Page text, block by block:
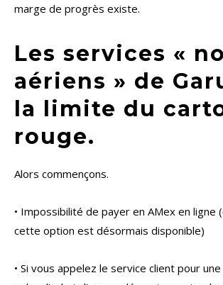
marge de progrès existe.
Les services «
aériens » de
la limite du
rouge.
Alors commençons.
• Impossibilité de payer en AMex en ligne
cette option est désormais disponible)
• Si vous appelez le service client pour